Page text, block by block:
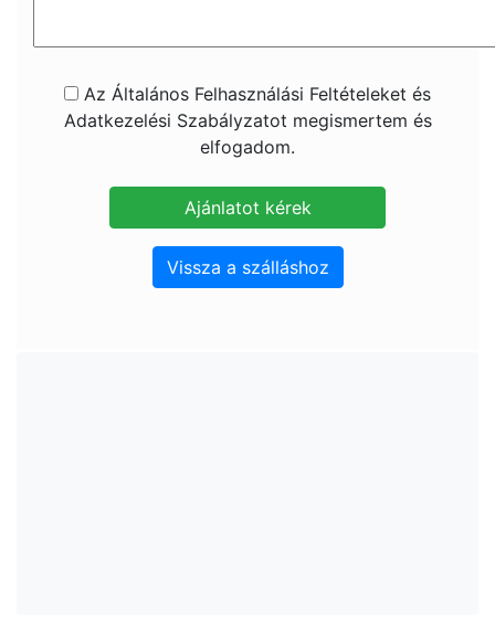
Az Általános Felhasználási Feltételeket és
Adatkezelési Szabályzatot megismertem és
elfogadom.
Vissza a szálláshoz